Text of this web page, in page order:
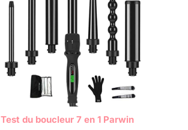
Test du boucleur 7 en 1 Parwin